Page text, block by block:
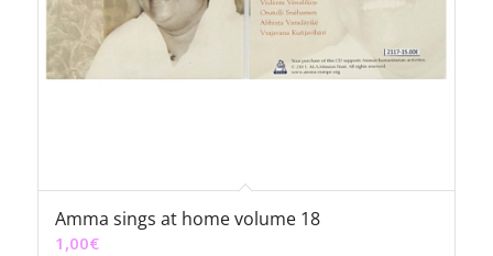
Amma sings at home volume 18
1,00€